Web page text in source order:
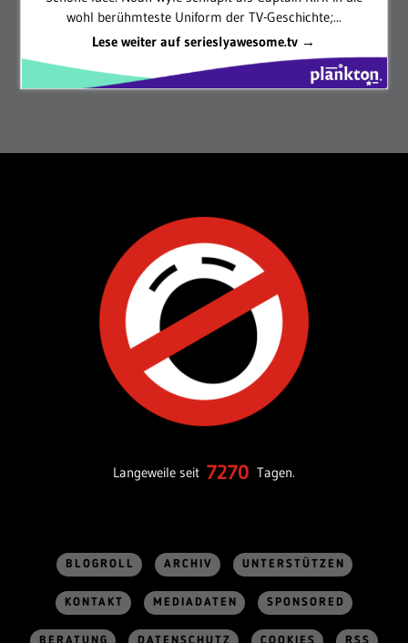
wohl berühmteste Uniform der TV-Geschichte;...
Lese weiter auf serieslyawesome.tv →
Langeweile seit 7270 Tagen.
BLOGROLL ARCHIV UNTERSTÜTZEN
KONTAKT MEDIADATEN SPONSORED
BERATUNG DATENSCHUTZ COOKIES RSS